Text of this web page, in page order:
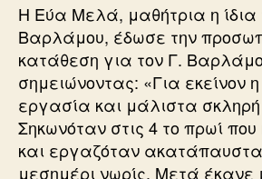
Η Εύα Μελά, μαθήτρια η ίδια
Βαρλάμου, έδωσε την
κατάθεση για τον Γ.
σημειώνοντας: «Για εκείνον
εργασία και μάλιστα
Σηκωνόταν στις 4 το πρωί
και εργαζόταν
μεσημέρι νωρίς. Μετά έκανε